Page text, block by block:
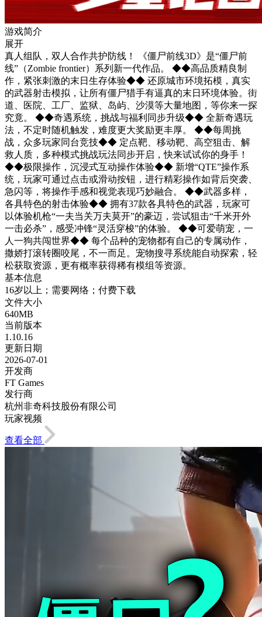
游戏简介
展开
真人组队，双人合作共护防线！ 《僵尸前线3D》是“僵尸前
线”（Zombie frontier）系列新一代作品。 ◆◆高品质精良制
作，紧张刺激的末日生存体验◆◆ 还原城市环境拓模，真实
的武器射击模拟，让所有僵尸猎手有逼真的末日环境体验。街
道、医院、工厂、监狱、岛屿、沙漠等大量地图，等你来一探
究竟。 ◆◆奇遇系统，挑战与福利同步升级◆◆ 全新奇遇玩
法，不定时随机触发，难度更大奖励更丰厚。 ◆◆每周挑
战，众多玩家同台竞技◆◆ 定点靶、移动靶、高空狙击、解
救人质，多种模式挑战玩法同步开启，快来试试你的身手！
◆◆极限操作，沉浸式互动操作体验◆◆ 新增“QTE”操作系
统，玩家可通过点击或滑动按钮，进行精彩操作如背后突袭、
急闪等，将操作手感和视觉表现巧妙融合。 ◆◆武器多样，
各具特色的射击体验◆◆ 拥有37款各具特色的武器，玩家可
以体验机枪“一夫当关万夫莫开”的豪迈，尝试狙击“千米开外
一击必杀”，感受冲锋“灵活穿梭”的体验。 ◆◆可爱萌宠，一
人一狗共闯世界◆◆ 每个品种的宠物都有自己的专属动作，
撒娇打滚转圈咬尾，不一而足。宠物搜寻系统能自动探索，轻
松获取资源，更有概率获得稀有模组等资源。
基本信息
16岁以上；需要网络；付费下载
文件大小
640MB
当前版本
1.10.16
更新日期
2026-07-01
开发商
FT Games
发行商
杭州非奇科技股份有限公司
玩家视频
查看全部